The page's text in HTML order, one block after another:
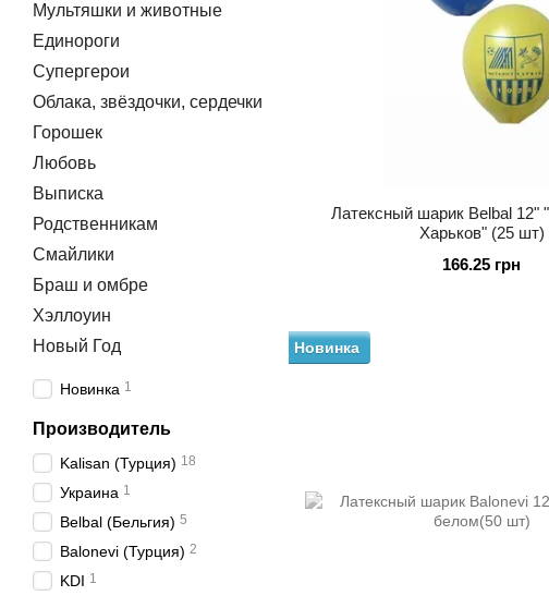
Латексный шарик Belbal 12"
Харьков" (25 шт)
166.25 грн
Новинка
Мультяшки и животные
Единороги
Супергерои
Облака, звёздочки, сердечки
Горошек
Любовь
Выписка
Родственникам
Смайлики
Браш и омбре
Хэллоуин
Новый Год
Новинка 1
Производитель
Kalisan (Турция) 18
Украина 1
Belbal (Бельгия) 5
Balonevi (Турция) 2
KDI 1